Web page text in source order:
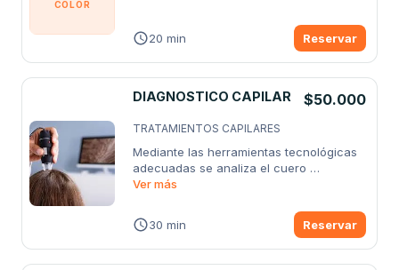
COLOR
20 min Reservar
DIAGNOSTICO CAPILAR $50.000
TRATAMIENTOS CAPILARES
Mediante las herramientas tecnológicas
adecuadas se analiza el cuero
cabelludo
Ver más
30 min Reservar